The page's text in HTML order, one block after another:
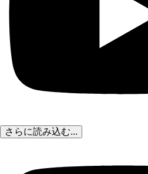
さらに読み込む...